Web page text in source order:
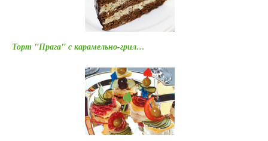
Торт "Прага" с карамельно-грил…